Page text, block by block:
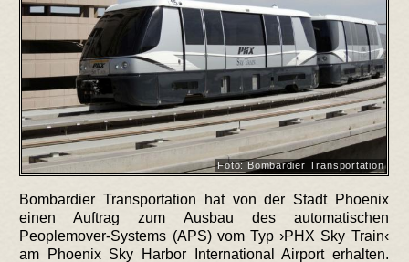
Foto: Bombardier Transportation
Bombardier Transportation hat von der Stadt Phoenix
einen Auftrag zum Ausbau des automatischen
Peoplemover-Systems (APS) vom Typ ›PHX Sky Train‹
am Phoenix Sky Harbor International Airport erhalten.